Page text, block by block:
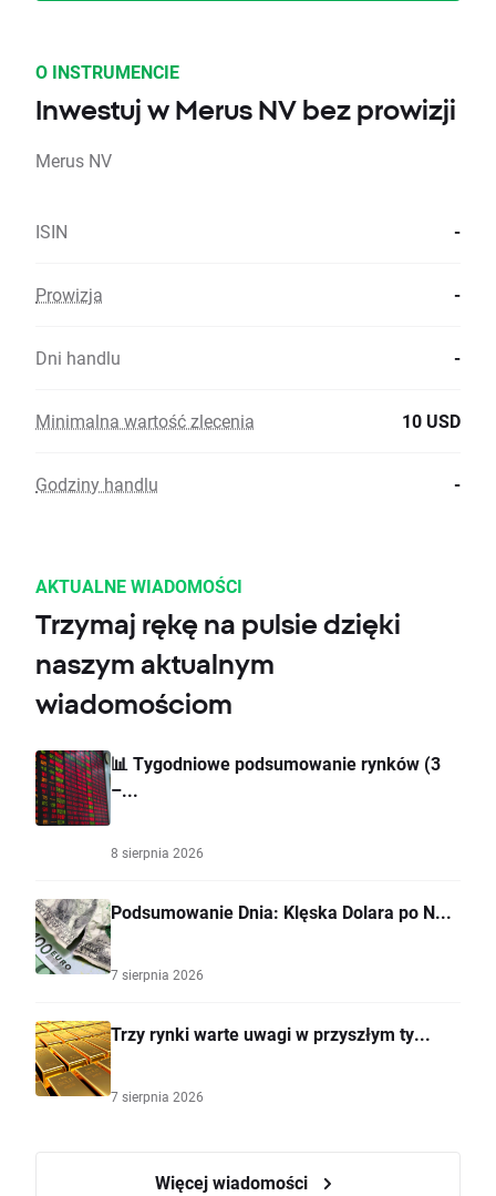
O INSTRUMENCIE
Inwestuj w Merus NV bez prowizji
Merus NV
ISIN -
Prowizja -
Dni handlu -
Minimalna wartość zlecenia 10 USD
Godziny handlu -
AKTUALNE WIADOMOŚCI
Trzymaj rękę na pulsie dzięki
naszym aktualnym
wiadomościom
📊 Tygodniowe podsumowanie rynków (3
–...
8 sierpnia 2026
Podsumowanie Dnia: Klęska Dolara po N...
7 sierpnia 2026
Trzy rynki warte uwagi w przyszłym ty...
7 sierpnia 2026
Więcej wiadomości